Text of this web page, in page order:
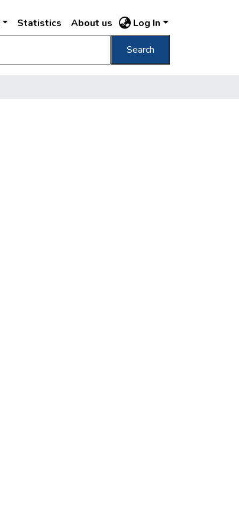
Statistics About us Log In
Search